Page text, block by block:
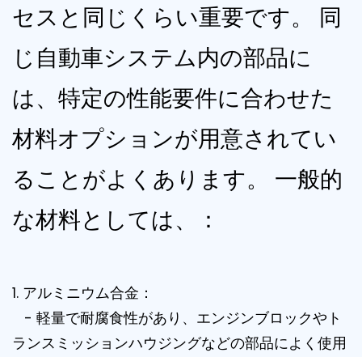
セスと同じくらい重要です。 同
じ自動車システム内の部品に
は、特定の性能要件に合わせた
材料オプションが用意されてい
ることがよくあります。 一般的
な材料としては、：
1. アルミニウム合金：
- 軽量で耐腐食性があり、エンジンブロックやト
ランスミッションハウジングなどの部品によく使用